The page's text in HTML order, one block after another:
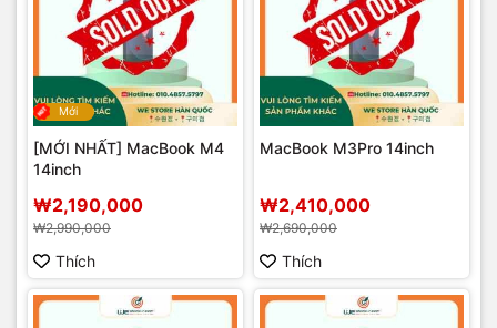
Mới
[MỚI NHẤT] MacBook M4
14inch
₩2,190,000
₩2,990,000
Thích
MacBook M3Pro 14inch
₩2,410,000
₩2,690,000
Thích